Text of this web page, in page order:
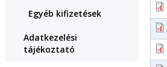
Egyéb kifizetések
Adatkezelési
tájékoztató